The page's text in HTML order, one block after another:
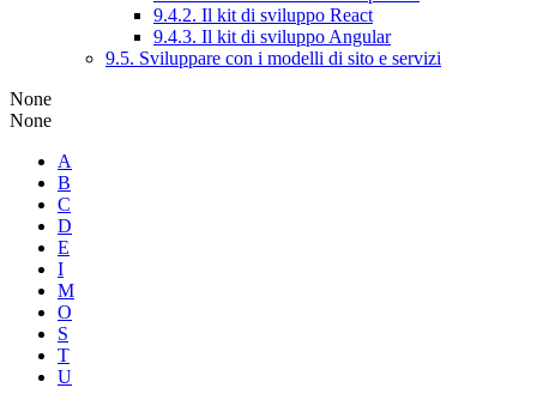
9.4.2. Il kit di sviluppo React
9.4.3. Il kit di sviluppo Angular
9.5. Sviluppare con i modelli di sito e servizi
None
None
A
B
C
D
E
I
M
O
S
T
U